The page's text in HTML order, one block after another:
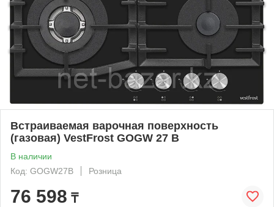
Встраиваемая варочная поверхность
(газовая) VestFrost GOGW 27 B
В наличии
Код: GOGW27B
Розница
76 598 ₸